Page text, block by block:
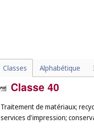
Classes Alphabétique
Classe 40
Traitement de matériaux;
services d'impression;